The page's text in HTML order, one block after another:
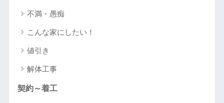
不満・愚痴
こんな家にしたい！
値引き
解体工事
契約～着工